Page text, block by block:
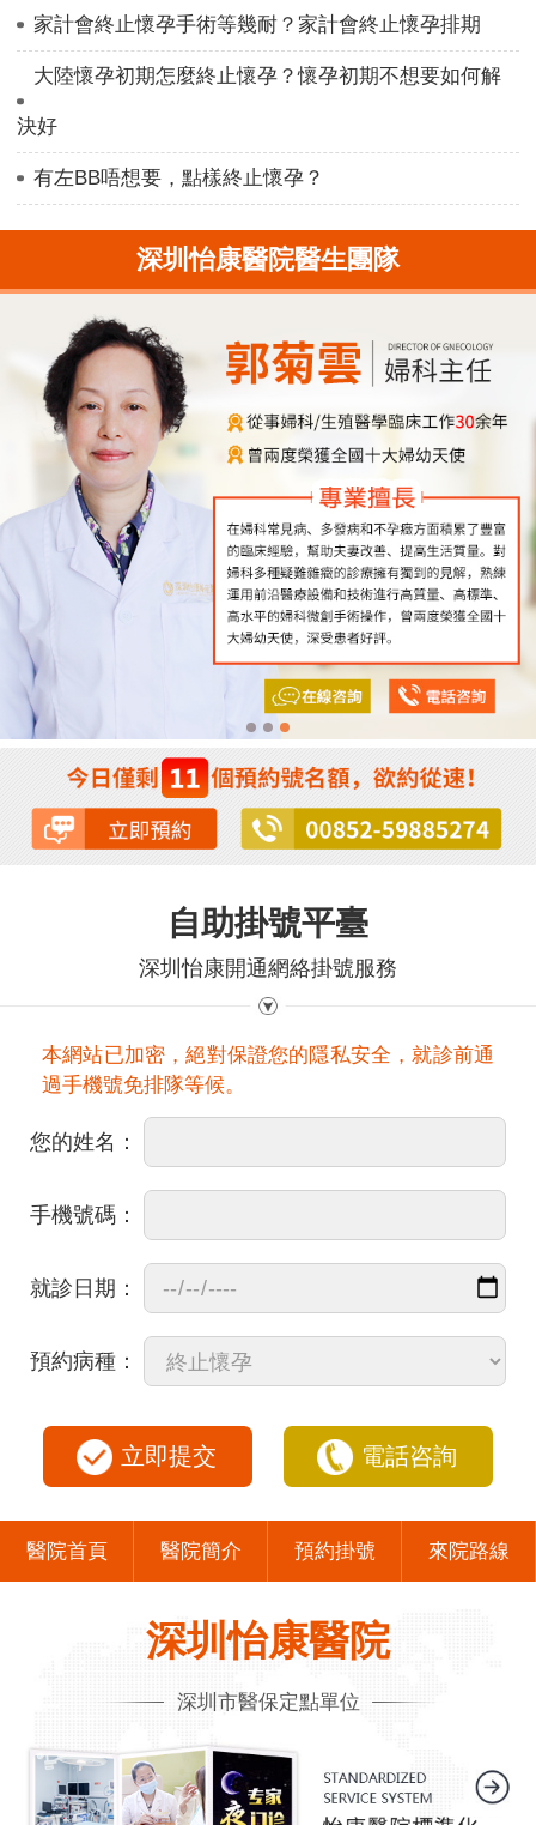
家計會終止懷孕手術等幾耐？家計會終止懷孕排期
大陸懷孕初期怎麼終止懷孕？懷孕初期不想要如何解
決好
有左BB唔想要，點樣終止懷孕？
深圳怡康醫院醫生團隊
自助掛號平臺
深圳怡康開通網絡掛號服務
本網站已加密，絕對保證您的隱私安全，就診前通
過手機號免排隊等候。
您的姓名：
手機號碼：
就診日期：
預約病種：
立即提交 電話咨詢
醫院首頁 醫院簡介 預約掛號 來院路線
深圳怡康醫院
深圳市醫保定點單位